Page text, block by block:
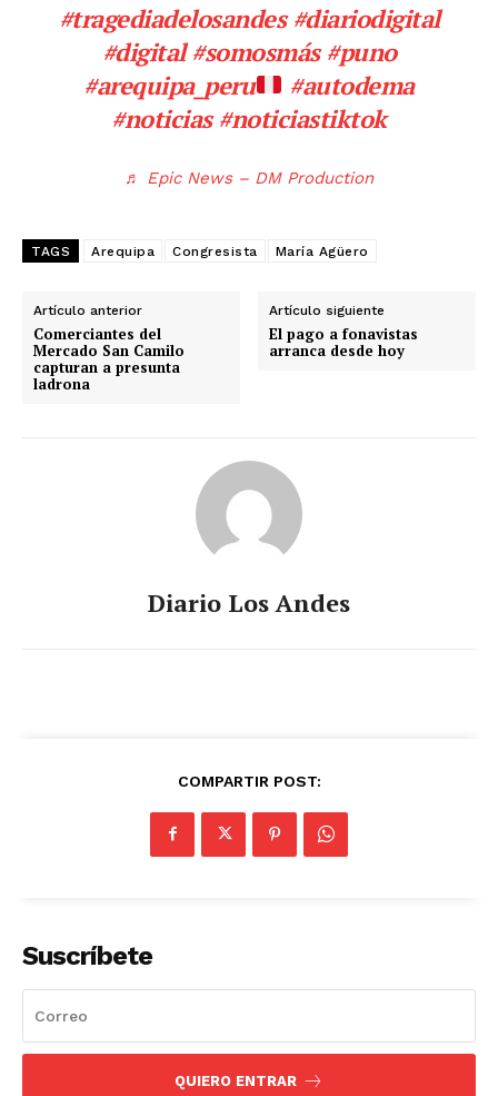
#tragediadelosandes #diariodigital
#digital #somosmás #puno
#arequipa_peru
#autodema
#noticias #noticiastiktok
♬ Epic News – DM Production
TAGS Arequipa Congresista María Agüero
Artículo anterior
Comerciantes del
Mercado San Camilo
capturan a presunta
ladrona
Artículo siguiente
El pago a fonavistas
arranca desde hoy
Diario Los Andes
COMPARTIR POST:
Suscríbete
QUIERO ENTRAR